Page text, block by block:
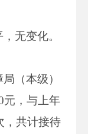
无变化。
（本级）
元，与上年
，共计接待